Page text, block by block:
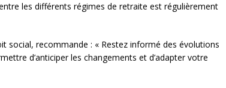
les différents régimes de retraite est régulièrement
social, recommande : « Restez informé des évolutions
d’anticiper les changements et d’adapter votre